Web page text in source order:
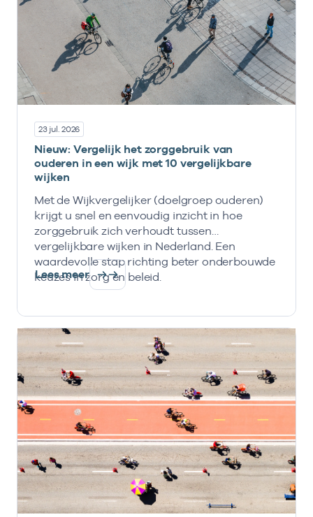
23 jul. 2026
Nieuw: Vergelijk het zorggebruik van
ouderen in een wijk met 10 vergelijkbare
wijken
Met de Wijkvergelijker (doelgroep ouderen)
krijgt u snel en eenvoudig inzicht in hoe
zorggebruik zich verhoudt tussen
vergelijkbare wijken in Nederland. Een
waardevolle stap richting beter onderbouwde
keuzes in zorg en beleid.
Lees meer